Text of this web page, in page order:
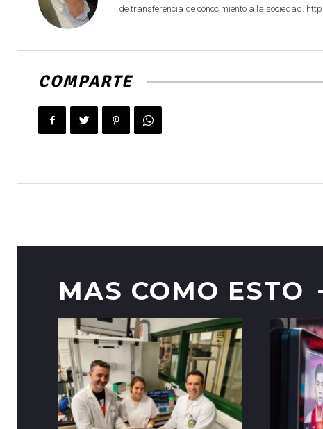
de transferencia de conocimiento a la sociedad.
COMPARTE
MAS COMO ESTO